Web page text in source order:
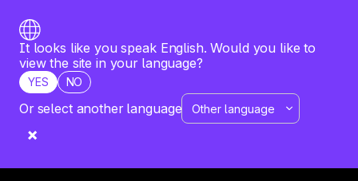
It looks like you speak English. Would you like to
view the site in your language?
YES NO
Or select another language